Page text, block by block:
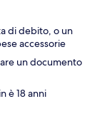
di debito, o un
accessorie
un documento
è 18 anni